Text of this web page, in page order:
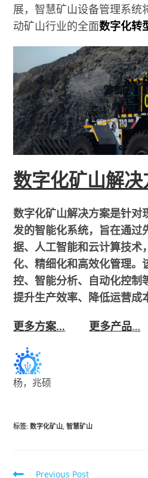
展，智慧矿山设备管理系统
动矿山行业的全面数字化转
数字化矿山解
数字化矿山解决方案是针对
发的智能化系统，旨在通过
据、人工智能和云计算技术
化、精细化和高效化管理。
控、智能分析、自动化控制
提升生产效率、降低运营成
更多方案…
更多产品…
杨，兆硕
标签:数字化矿山, 智慧矿山
Previous Post